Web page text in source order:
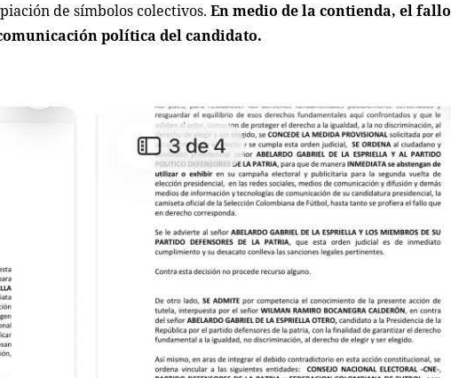
de símbolos colectivos.En medio de la contienda, el fallo
política del candidato.